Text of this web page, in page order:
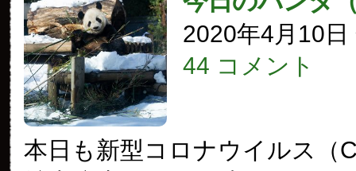
2020年4月10日
44 コメント
本日も新型コロナウイルス（